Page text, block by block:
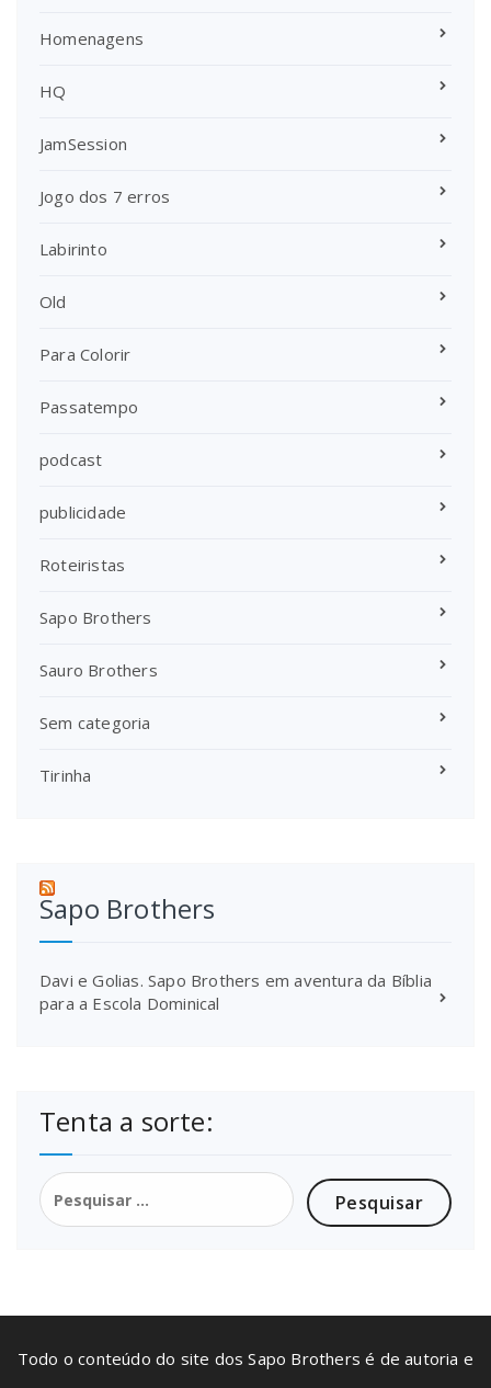
Homenagens
HQ
JamSession
Jogo dos 7 erros
Labirinto
Old
Para Colorir
Passatempo
podcast
publicidade
Roteiristas
Sapo Brothers
Sauro Brothers
Sem categoria
Tirinha
Sapo Brothers
Davi e Golias. Sapo Brothers em aventura da Bíblia
para a Escola Dominical
Tenta a sorte:
Pesquisar
por:
Todo o conteúdo do site dos Sapo Brothers é de autoria e